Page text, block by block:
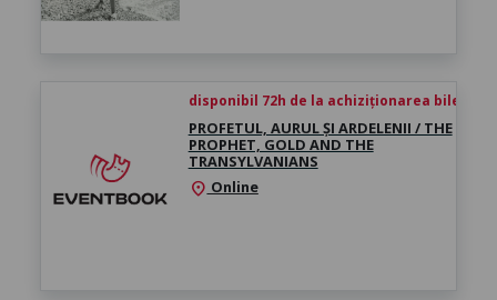
disponibil 72h de la achiziționarea biletului
PROFETUL, AURUL ȘI ARDELENII / THE
PROPHET, GOLD AND THE
TRANSYLVANIANS
location_on Online